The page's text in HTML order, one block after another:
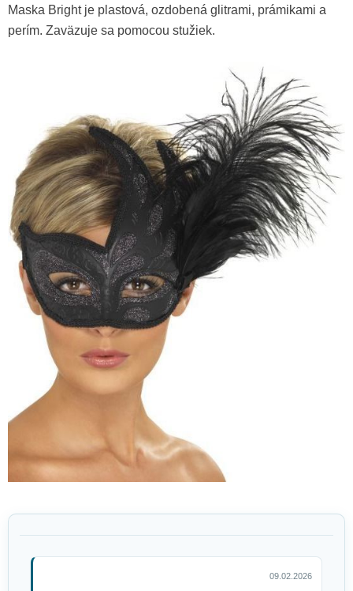
Maska Bright je plastová, ozdobená glitrami, prámikami a
perím. Zaväzuje sa pomocou stužiek.
09.02.2026